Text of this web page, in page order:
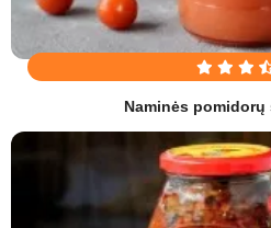
Naminės pomidorų